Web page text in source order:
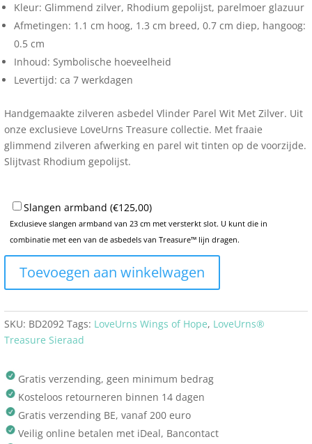
Kleur: Glimmend zilver, Rhodium gepolijst, parelmoer glazuur
Afmetingen: 1.1 cm hoog, 1.3 cm breed, 0.7 cm diep, hangoog:
0.5 cm
Inhoud: Symbolische hoeveelheid
Levertijd: ca 7 werkdagen
Handgemaakte zilveren asbedel Vlinder Parel Wit Met Zilver. Uit
onze exclusieve LoveUrns Treasure collectie. Met fraaie
glimmend zilveren afwerking en parel wit tinten op de voorzijde.
Slijtvast Rhodium gepolijst.
Slangen armband (€125,00)
Exclusieve slangen armband van 23 cm met versterkt slot. U kunt die in
combinatie met een van de asbedels van Treasure™ lijn dragen.
Toevoegen aan winkelwagen
SKU: BD2092 Tags: LoveUrns Wings of Hope, LoveUrns®
Treasure Sieraad
Gratis verzending, geen minimum bedrag
Kosteloos retourneren binnen 14 dagen
Gratis verzending BE, vanaf 200 euro
Veilig online betalen met iDeal, Bancontact